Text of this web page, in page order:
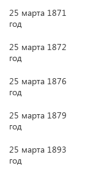
25 марта 1871
год
25 марта 1872
год
25 марта 1876
год
25 марта 1879
год
25 марта 1893
год